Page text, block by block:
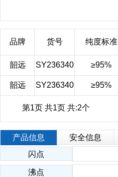
品牌 货号 纯度标准
韶远 SY236340 ≥95%
韶远 SY236340 ≥95%
第1页 共1页 共:2个
产品信息 安全信息
闪点
沸点